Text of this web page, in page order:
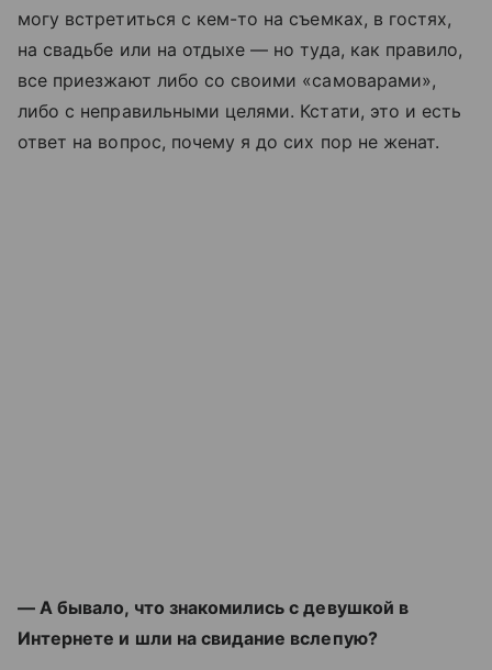
могу встретиться с кем-то на съемках, в гостях,
на свадьбе или на отдыхе — но туда, как правило,
все приезжают либо со своими «самоварами»,
либо с неправильными целями. Кстати, это и есть
ответ на вопрос, почему я до сих пор не женат.
— А бывало, что знакомились с девушкой в
Интернете и шли на свидание вслепую?